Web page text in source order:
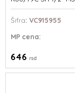
Šifra: VC915955
MP cena:
646rsd